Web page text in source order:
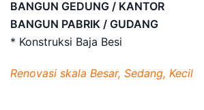
BANGUN GEDUNG / KANTOR
BANGUN PABRIK / GUDANG
* Konstruksi Baja Besi
Renovasi skala Besar, Sedang, Kecil